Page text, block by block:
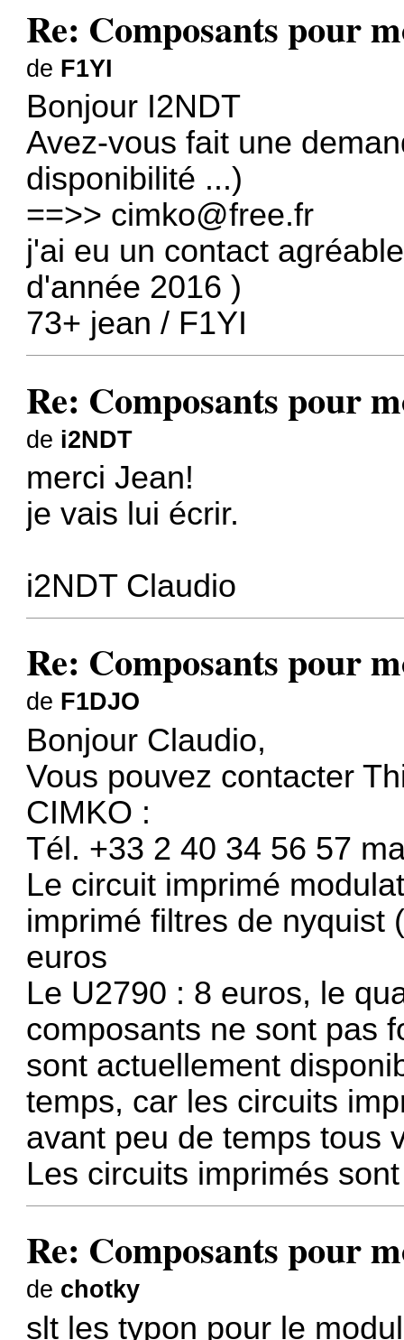
Re: Composants pour
de F1YI
Bonjour I2NDT
Avez-vous fait une
disponibilité ...)
==>> cimko@free.fr
j'ai eu un contact
d'année 2016 )
73+ jean / F1YI
Re: Composants pour
de i2NDT
merci Jean!
je vais lui écrir.
i2NDT Claudio
Re: Composants pour
de F1DJO
Bonjour Claudio,
Vous pouvez contacter
CIMKO :
Tél. +33 2 40 34 56 57
Le circuit imprimé
imprimé filtres de nyquist
euros
Le U2790 : 8 euros, le
composants ne sont pas
sont actuellement
temps, car les circuits
avant peu de temps tous
Les circuits imprimés
Re: Composants pour
de chotky
slt les typon pour le